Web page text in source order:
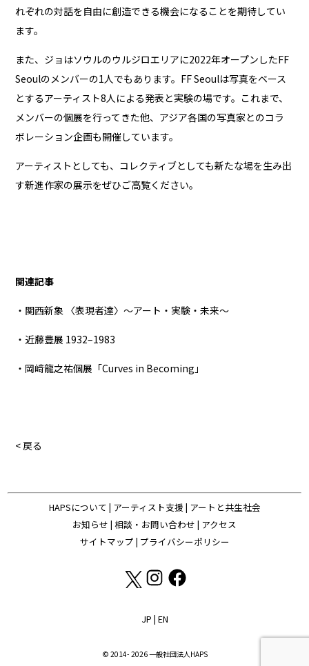
れぞれの対話を自由に創造できる機会になることを期待してい
ます。
また、ジョはソウルのウルジロエリアに2022年オープンしたFF
Seoulのメンバーの1人でもあります。FF Seoulは写真をベース
とするアーティスト8人による発表と実験の場です。これまで、
メンバーの個展を行ってきた他、アジア各国の写真家とのコラ
ボレーション企画も開催しています。
アーティストとしても、コレクティブとしても新たな場を生み出
す新進作家の展示をぜひご高覧ください。
関連記事
・関西新象 〈表現者達〉〜アート・実験・未来〜
・近藤豊展 1932–1983
・岡﨑龍之祐個展「Curves in Becoming」
< 戻る
HAPSについて | アーティスト支援 | アートと共生社会
お知らせ | 相談・お問い合わせ | アクセス
サイトマップ | プライバシーポリシー
JP | EN
© 2014- 2026 一般社団法人HAPS